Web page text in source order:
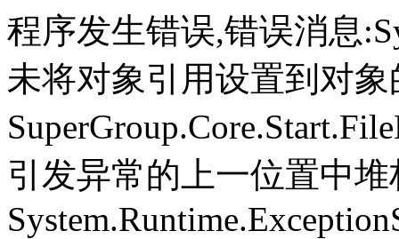
程序发生错误,错误消息
未将对象引用设置到对
引发异常的上一位置中